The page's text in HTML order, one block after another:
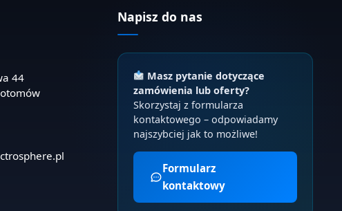
44
Napisz do nas
Masz pytanie dotyczące
zamówienia lub oferty?
Skorzystaj z formularza
kontaktowego – odpowiadamy
najszybciej jak to możliwe!
Formularz
kontaktowy